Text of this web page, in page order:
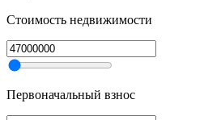
Стоимость недвижимости
Первоначальный взнос